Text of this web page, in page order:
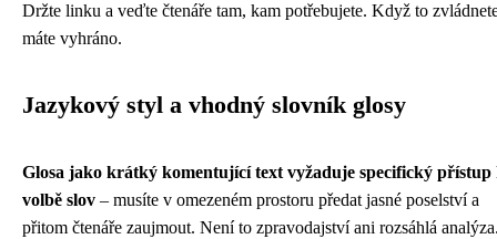
Držte linku a veďte čtenáře tam, kam potřebujete. Když to
máte vyhráno.
Jazykový styl a vhodný slovník glosy
Glosa jako krátký komentující text vyžaduje specifický přístup
volbě slov – musíte v omezeném prostoru předat jasné poselství a
přitom čtenáře zaujmout. Není to zpravodajství ani rozsáhlá